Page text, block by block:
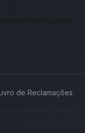
de Reclamações